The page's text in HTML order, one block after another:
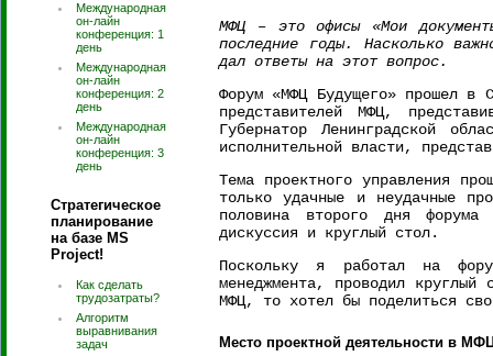
Международная
он-лайн
конференция: 1
день
Международная
он-лайн
конференция: 2
день
Международная
он-лайн
конференция: 3
день
Стратегическое
планирование
на базе MS
Project!
Как сделать
трудозатраты?
Алгоритм
выравнивания
задач
МФЦ – это офисы «Мои
последние годы. Насколько
дал ответы на этот вопрос.
Форум «МФЦ Будущего» прошел в
представителей МФЦ,
Губернатор Ленинградской
исполнительной власти,
Тема проектного управления
только удачные и неудачные
половина второго дня
дискуссия и круглый стол.
Поскольку я работал на
менеджмента, проводил
МФЦ, то хотел бы поделиться
Место проектной деятельности в